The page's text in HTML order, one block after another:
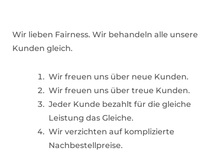
Wir lieben Fairness. Wir behandeln alle unsere
Kunden gleich.
Wir freuen uns über neue Kunden.
Wir freuen uns über treue Kunden.
Jeder Kunde bezahlt für die gleiche
Leistung das Gleiche.
Wir verzichten auf komplizierte
Nachbestellpreise.